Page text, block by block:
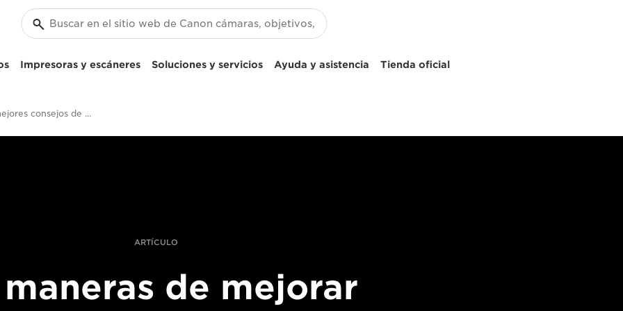
Impresoras y escáneres Soluciones y servicios Ayuda y asistencia Tienda oficial
Los 10 mejores consejos de Tom Jenkins para mejorar la fotografía de deportes
ARTÍCULO
de mejorar